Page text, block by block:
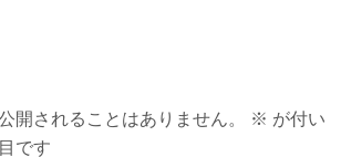
開されることはありません。 ※ が付い
です